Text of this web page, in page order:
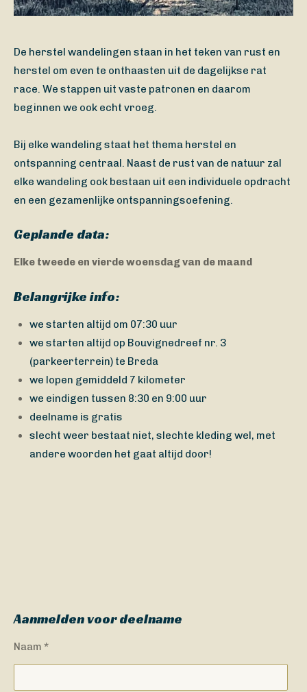
De herstel wandelingen staan in het teken van rust en
herstel om even te onthaasten uit de dagelijkse rat
race. We stappen uit vaste patronen en daarom
beginnen we ook echt vroeg.
Bij elke wandeling staat het thema herstel en
ontspanning centraal. Naast de rust van de natuur zal
elke wandeling ook bestaan uit een individuele opdracht
en een gezamenlijke ontspanningsoefening.
Geplande data:
Elke tweede en vierde woensdag van de maand
Belangrijke info:
we starten altijd om 07:30 uur
we starten altijd op Bouvignedreef nr. 3
(parkeerterrein) te Breda
we lopen gemiddeld 7 kilometer
we eindigen tussen 8:30 en 9:00 uur
deelname is gratis
slecht weer bestaat niet, slechte kleding wel, met
andere woorden het gaat altijd door!
Aanmelden voor deelname
Naam *